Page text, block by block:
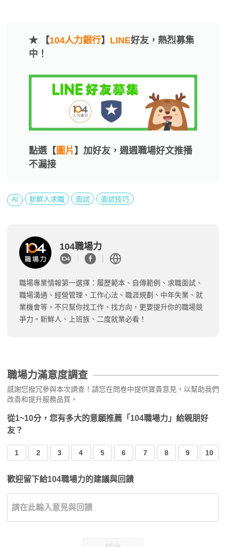
★ 【104人力銀行】 LINE好友，熱烈募集
中！
點選【 圖片 】加好友，週週職場好文推播
不漏接
AI 新鮮人求職 面試 面試技巧
104職場力
職場專業情報第一選擇：履歷範本、自傳範例、求職面試、
職場溝通、經營管理、工作心法、職涯規劃、中年失業、就
業機會等。不只幫你找工作、找方向，更要提升你的職場競
爭力。新鮮人、上班族、二度就業必看！
職場力滿意度調查
感謝您撥冗參與本次調查！請您在問卷中提供寶貴意見，以幫助我們
改善和提升服務品質。
從1~10分，您有多大的意願推薦「104職場力」給親朋好
友？
1 2 3 4 5 6 7 8 9 10
歡迎留下給104職場力的建議與回饋